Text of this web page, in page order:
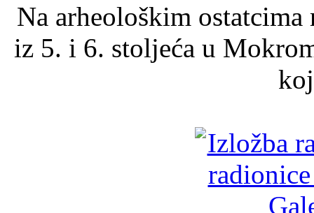
Na arheološkim
iz 5. i 6. stoljeća u